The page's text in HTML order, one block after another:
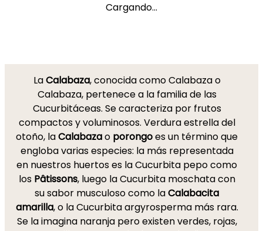
Cargando...
LaCalabaza, conocida como Calabaza o
Calabaza, pertenece a la familia de las
Cucurbitáceas. Se caracteriza por frutos
compactos y voluminosos. Verdura estrella del
otoño, laCalabazao porongoes un término que
engloba varias especies: la más representada
en nuestros huertos es la Cucurbita pepo como
los Pâtissons, luego la Cucurbita moschata con
su sabor musculoso como laCalabacita
amarilla, o la Cucurbita argyrosperma más rara.
Se la imagina naranja pero existen verdes, rojas,